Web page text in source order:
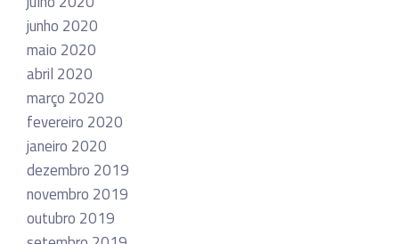
junho 2020
maio 2020
abril 2020
março 2020
fevereiro 2020
janeiro 2020
dezembro 2019
novembro 2019
outubro 2019